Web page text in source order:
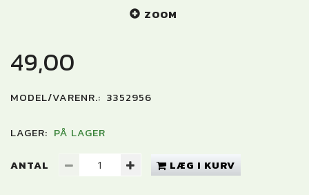
ZOOM
49,00
MODEL/VARENR.: 3352956
LAGER: PÅ LAGER
ANTAL LÆG I KURV